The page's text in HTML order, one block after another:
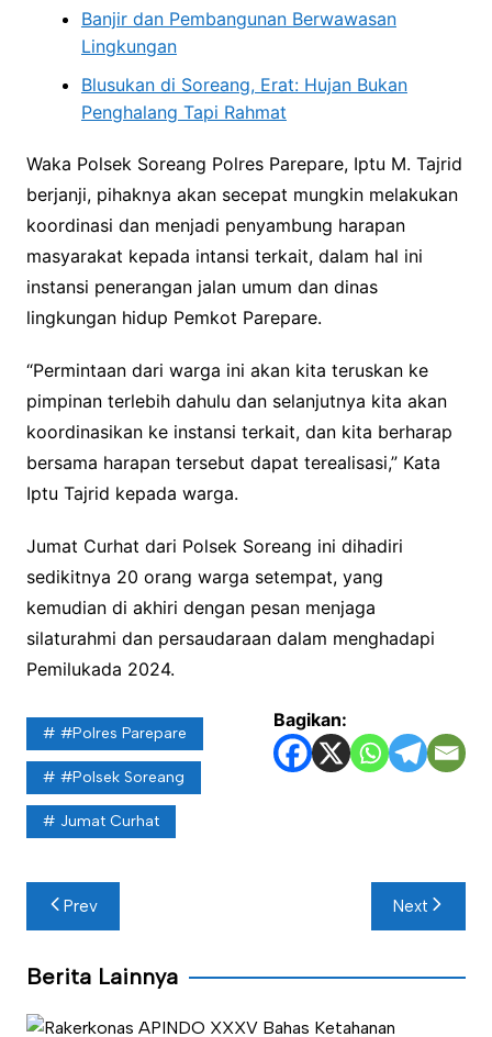
Banjir dan Pembangunan Berwawasan
Lingkungan
Blusukan di Soreang, Erat: Hujan Bukan
Penghalang Tapi Rahmat
Waka Polsek Soreang Polres Parepare, Iptu M. Tajrid
berjanji, pihaknya akan secepat mungkin melakukan
koordinasi dan menjadi penyambung harapan
masyarakat kepada intansi terkait, dalam hal ini
instansi penerangan jalan umum dan dinas
lingkungan hidup Pemkot Parepare.
“Permintaan dari warga ini akan kita teruskan ke
pimpinan terlebih dahulu dan selanjutnya kita akan
koordinasikan ke instansi terkait, dan kita berharap
bersama harapan tersebut dapat terealisasi,” Kata
Iptu Tajrid kepada warga.
Jumat Curhat dari Polsek Soreang ini dihadiri
sedikitnya 20 orang warga setempat, yang
kemudian di akhiri dengan pesan menjaga
silaturahmi dan persaudaraan dalam menghadapi
Pemilukada 2024.
Bagikan:
#Polres Parepare
#Polsek Soreang
Jumat Curhat
Navigasi
pos
Prev Next
Berita Lainnya